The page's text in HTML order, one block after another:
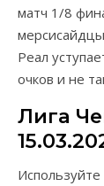
матч 1/8
Реал
очков и не
Лига